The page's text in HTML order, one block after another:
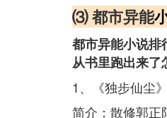
⑶ 都市异能
都市异能小说排
从书里跑出来了
1、《独步仙尘》
简介：散修郭正